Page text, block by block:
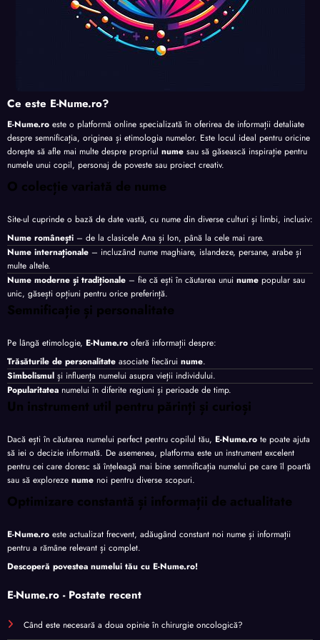
Ce este E-Nume.ro?
E-Nume.ro este o platformă online specializată în oferirea de informații detaliate
despre semnificația, originea și etimologia numelor. Este locul ideal pentru oricine
dorește să afle mai multe despre propriul nume sau să găsească inspirație pentru
numele unui copil, personaj de poveste sau proiect creativ.
O colecție variată de nume
Site-ul cuprinde o bază de date vastă, cu nume din diverse culturi și limbi, inclusiv:
Nume românești – de la clasicele Ana și Ion, până la cele mai rare.
Nume internaționale – incluzând nume maghiare, islandeze, persane, arabe și
multe altele.
Nume moderne și tradiționale – fie că ești în căutarea unui nume popular sau
unic, găsești opțiuni pentru orice preferință.
Semnificație și personalitate
Pe lângă etimologie, E-Nume.ro oferă informații despre:
Trăsăturile de personalitate asociate fiecărui nume.
Simbolismul și influența numelui asupra vieții individului.
Popularitatea numelui în diferite regiuni și perioade de timp.
Un instrument util pentru părinți și curioși
Dacă ești în căutarea numelui perfect pentru copilul tău, E-Nume.ro te poate ajuta
să iei o decizie informată. De asemenea, platforma este un instrument excelent
pentru cei care doresc să înțeleagă mai bine semnificația numelui pe care îl poartă
sau să exploreze nume noi pentru diverse scopuri.
Optimizare constantă și informații de actualitate
E-Nume.ro este actualizat frecvent, adăugând constant noi nume și informații
pentru a rămâne relevant și complet.
Descoperă povestea numelui tău cu E-Nume.ro!
E-Nume.ro - Postate recent
Când este necesară a doua opinie în chirurgie oncologică?